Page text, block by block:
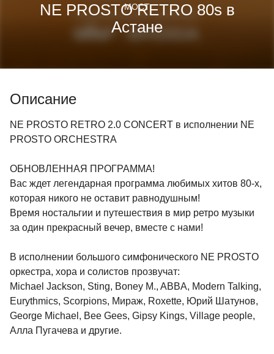
NE PROSTO RETRO 80s в
Астане
МОСТ
Описание
NE PROSTO RETRO 2.0 CONCERT в исполнении NE
PROSTO ORCHESTRA
ОБНОВЛЕННАЯ ПРОГРАММА!
Вас ждет легендарная программа любимых хитов 80-х,
которая никого не оставит равнодушным!
Время ностальгии и путешествия в мир ретро музыки
за один прекрасный вечер, вместе с нами!
В исполнении большого симфонического NE PROSTO
оркестра, хора и солистов прозвучат:
Michael Jackson, Sting, Boney M., ABBA, Modern Talking,
Eurythmics, Scorpions, Мираж, Roxette, Юрий Шатунов,
George Michael, Bee Gees, Gipsy Kings, Village people,
Алла Пугачева и другие.